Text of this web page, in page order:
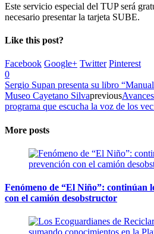
Este servicio especial del TUP será
necesario presentar la tarjeta SUBE.
Like this post?
Facebook Google+ Twitter Pinterest
0
Sergio Supan presenta su libro
Museo Cayetano Silvaprevious
programa que escucha la voz de los
More posts
Fenómeno de “El Niño”: continúan
con el camión desobstructor